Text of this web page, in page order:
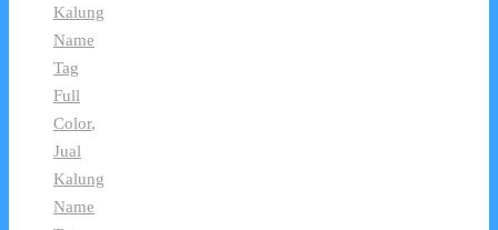
Kalung
Name
Tag
Full
Color,
Jual
Kalung
Name